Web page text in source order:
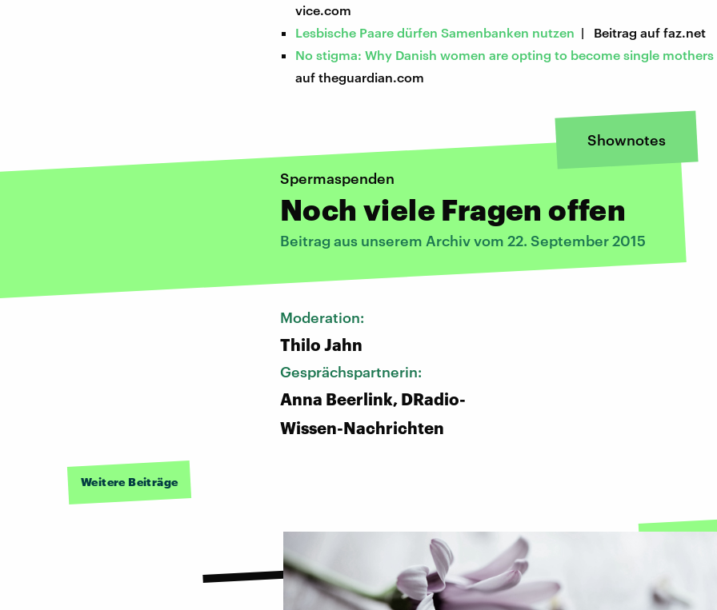
vice.com
Lesbische Paare dürfen Samenbanken nutzen | Beitrag auf faz.net
No stigma: Why Danish women are opting to become single mothers
auf theguardian.com
Shownotes
Spermaspenden
Noch viele Fragen offen
Beitrag aus unserem Archiv vom 22. September 2015
Moderation:
Thilo Jahn
Gesprächspartnerin:
Anna Beerlink, DRadio-
Wissen-Nachrichten
Weitere Beiträge